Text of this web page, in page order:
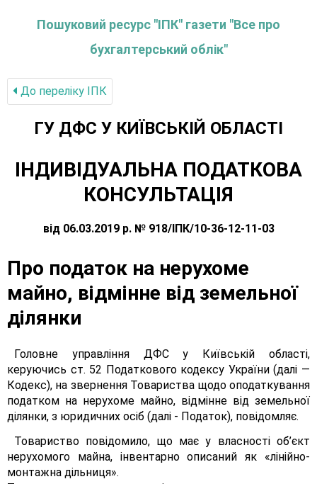
Пошуковий ресурс "ІПК" газети "Все про
бухгалтерський облік"
До переліку IПК
ГУ ДФС У КИЇВСЬКIЙ ОБЛАСТI
ІНДИВІДУАЛЬНА ПОДАТКОВА
КОНСУЛЬТАЦІЯ
від 06.03.2019 р. № 918/ІПК/10-36-12-11-03
Про податок на нерухоме
майно, відмінне від земельної
ділянки
Головне управління ДФС у Київській області,
керуючись ст. 52 Податкового кодексу України (далі —
Кодекс), на звернення Товариства щодо оподаткування
податком на нерухоме майно, відмінне від земельної
ділянки, з юридичних осіб (далі - Податок), повідомляє.
Товариство повідомило, що має у власності об’єкт
нерухомого майна, інвентарно описаний як «лінійно-
монтажна дільниця».